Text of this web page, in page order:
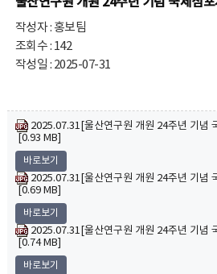
작성자 : 홍보팀
조회수 : 142
작성일 : 2025-07-31
2025.07.31[울산연구원 개원 24주년 기념
[0.93 MB]
바로보기
2025.07.31[울산연구원 개원 24주년 기념
[0.69 MB]
바로보기
2025.07.31[울산연구원 개원 24주년 기념
[0.74 MB]
바로보기